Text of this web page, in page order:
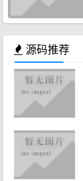
源码推荐